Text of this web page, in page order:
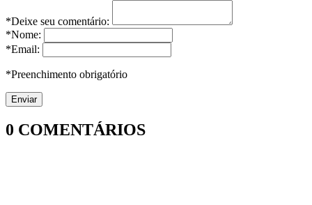
*Deixe seu comentário:
*Nome:
*Email:
*Preenchimento obrigatório
0 COMENTÁRIOS